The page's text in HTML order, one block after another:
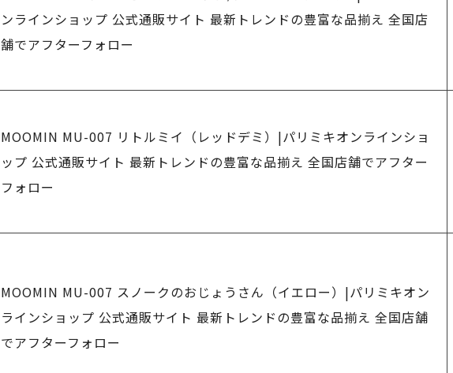
ンラインショップ 公式通販サイト 最新トレンドの豊富な品揃え 全国店
舗でアフターフォロー
MOOMIN MU-007 リトルミイ（レッドデミ）|パリミキオンラインショ
ップ 公式通販サイト 最新トレンドの豊富な品揃え 全国店舗でアフター
フォロー
MOOMIN MU-007 スノークのおじょうさん（イエロー）|パリミキオン
ラインショップ 公式通販サイト 最新トレンドの豊富な品揃え 全国店舗
でアフターフォロー